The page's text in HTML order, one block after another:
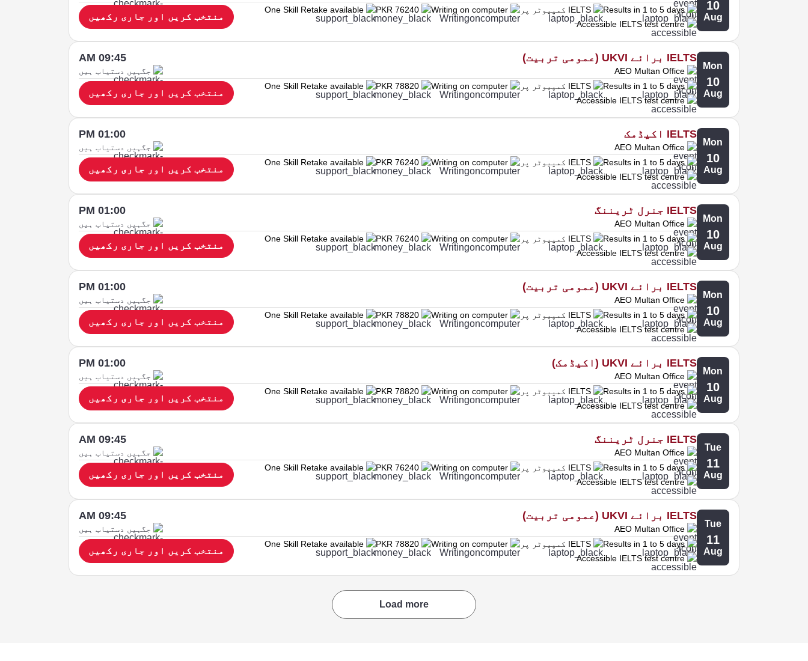
10
Aug
Results in 1 to 5 days
IELTS کمپیوٹر پر Writing on computer
PKR 76240
One Skill Retake available
Accessible IELTS test centre
منتخب کریں اور جاری رکھیں
Mon
10
Aug
IELTS برائے UKVI (عمومی تربیت)
AEO Multan Office
09:45 AM
جگہیں دستیاب ہیں
Results in 1 to 5 days
IELTS کمپیوٹر پر Writing on computer
PKR 78820
One Skill Retake available
Accessible IELTS test centre
منتخب کریں اور جاری رکھیں
Mon
10
Aug
IELTS اکیڈمک
AEO Multan Office
01:00 PM
جگہیں دستیاب ہیں
Results in 1 to 5 days
IELTS کمپیوٹر پر Writing on computer
PKR 76240
One Skill Retake available
Accessible IELTS test centre
منتخب کریں اور جاری رکھیں
Mon
10
Aug
IELTS جنرل ٹریننگ
AEO Multan Office
01:00 PM
جگہیں دستیاب ہیں
Results in 1 to 5 days
IELTS کمپیوٹر پر Writing on computer
PKR 76240
One Skill Retake available
Accessible IELTS test centre
منتخب کریں اور جاری رکھیں
Mon
10
Aug
IELTS برائے UKVI (عمومی تربیت)
AEO Multan Office
01:00 PM
جگہیں دستیاب ہیں
Results in 1 to 5 days
IELTS کمپیوٹر پر Writing on computer
PKR 78820
One Skill Retake available
Accessible IELTS test centre
منتخب کریں اور جاری رکھیں
Mon
10
Aug
IELTS برائے UKVI (اکیڈمک)
AEO Multan Office
01:00 PM
جگہیں دستیاب ہیں
Results in 1 to 5 days
IELTS کمپیوٹر پر Writing on computer
PKR 78820
One Skill Retake available
Accessible IELTS test centre
منتخب کریں اور جاری رکھیں
Tue
11
Aug
IELTS جنرل ٹریننگ
AEO Multan Office
09:45 AM
جگہیں دستیاب ہیں
Results in 1 to 5 days
IELTS کمپیوٹر پر Writing on computer
PKR 76240
One Skill Retake available
Accessible IELTS test centre
منتخب کریں اور جاری رکھیں
Tue
11
Aug
IELTS برائے UKVI (عمومی تربیت)
AEO Multan Office
09:45 AM
جگہیں دستیاب ہیں
Results in 1 to 5 days
IELTS کمپیوٹر پر Writing on computer
PKR 78820
One Skill Retake available
Accessible IELTS test centre
منتخب کریں اور جاری رکھیں
Load more